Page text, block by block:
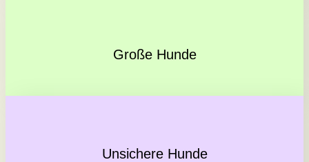
Große Hunde
Unsichere Hunde